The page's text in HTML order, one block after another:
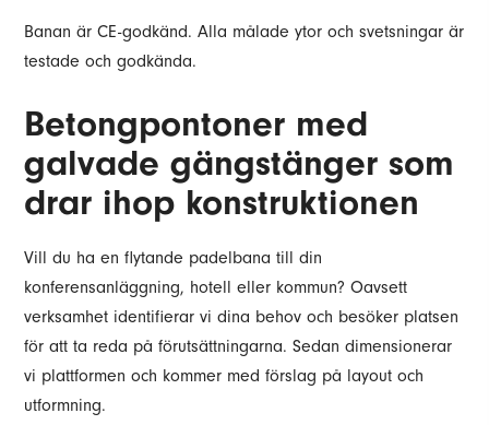
Banan är CE-godkänd. Alla målade ytor och svetsningar är
testade och godkända.
Betongpontoner med
galvade gängstänger som
drar ihop konstruktionen
Vill du ha en flytande padelbana till din
konferensanläggning, hotell eller kommun? Oavsett
verksamhet identifierar vi dina behov och besöker platsen
för att ta reda på förutsättningarna. Sedan dimensionerar
vi plattformen och kommer med förslag på layout och
utformning.